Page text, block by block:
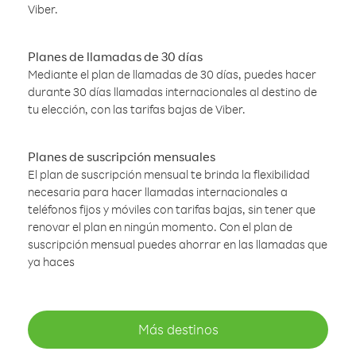
Viber.
Planes de llamadas de 30 días
Mediante el plan de llamadas de 30 días, puedes hacer
durante 30 días llamadas internacionales al destino de
tu elección, con las tarifas bajas de Viber.
Planes de suscripción mensuales
El plan de suscripción mensual te brinda la flexibilidad
necesaria para hacer llamadas internacionales a
teléfonos fijos y móviles con tarifas bajas, sin tener que
renovar el plan en ningún momento. Con el plan de
suscripción mensual puedes ahorrar en las llamadas que
ya haces
Más destinos